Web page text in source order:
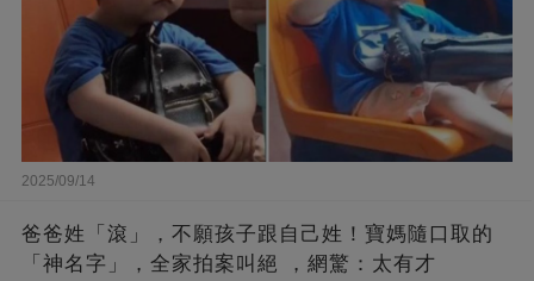
2025/09/14
爸爸姓「滾」，不願孩子跟自己姓！寶媽隨口取的
「神名字」，全家拍案叫絕 ，網驚：太有才